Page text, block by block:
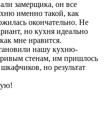
замерщика, он все
именно такой, как
окончательно. Не
но кухня идеально
мне нравится.
нашу кухню-
стенам, им пришлось
но результат